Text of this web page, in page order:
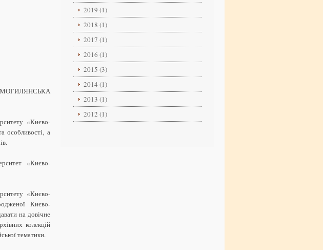
«Києво-
особливості, а
«Києво-
«Києво-
Києво-
на довічне
колекцій
тематики.
2019 (1)
2018 (1)
2017 (1)
2016 (1)
2015 (3)
2014 (1)
2013 (1)
2012 (1)